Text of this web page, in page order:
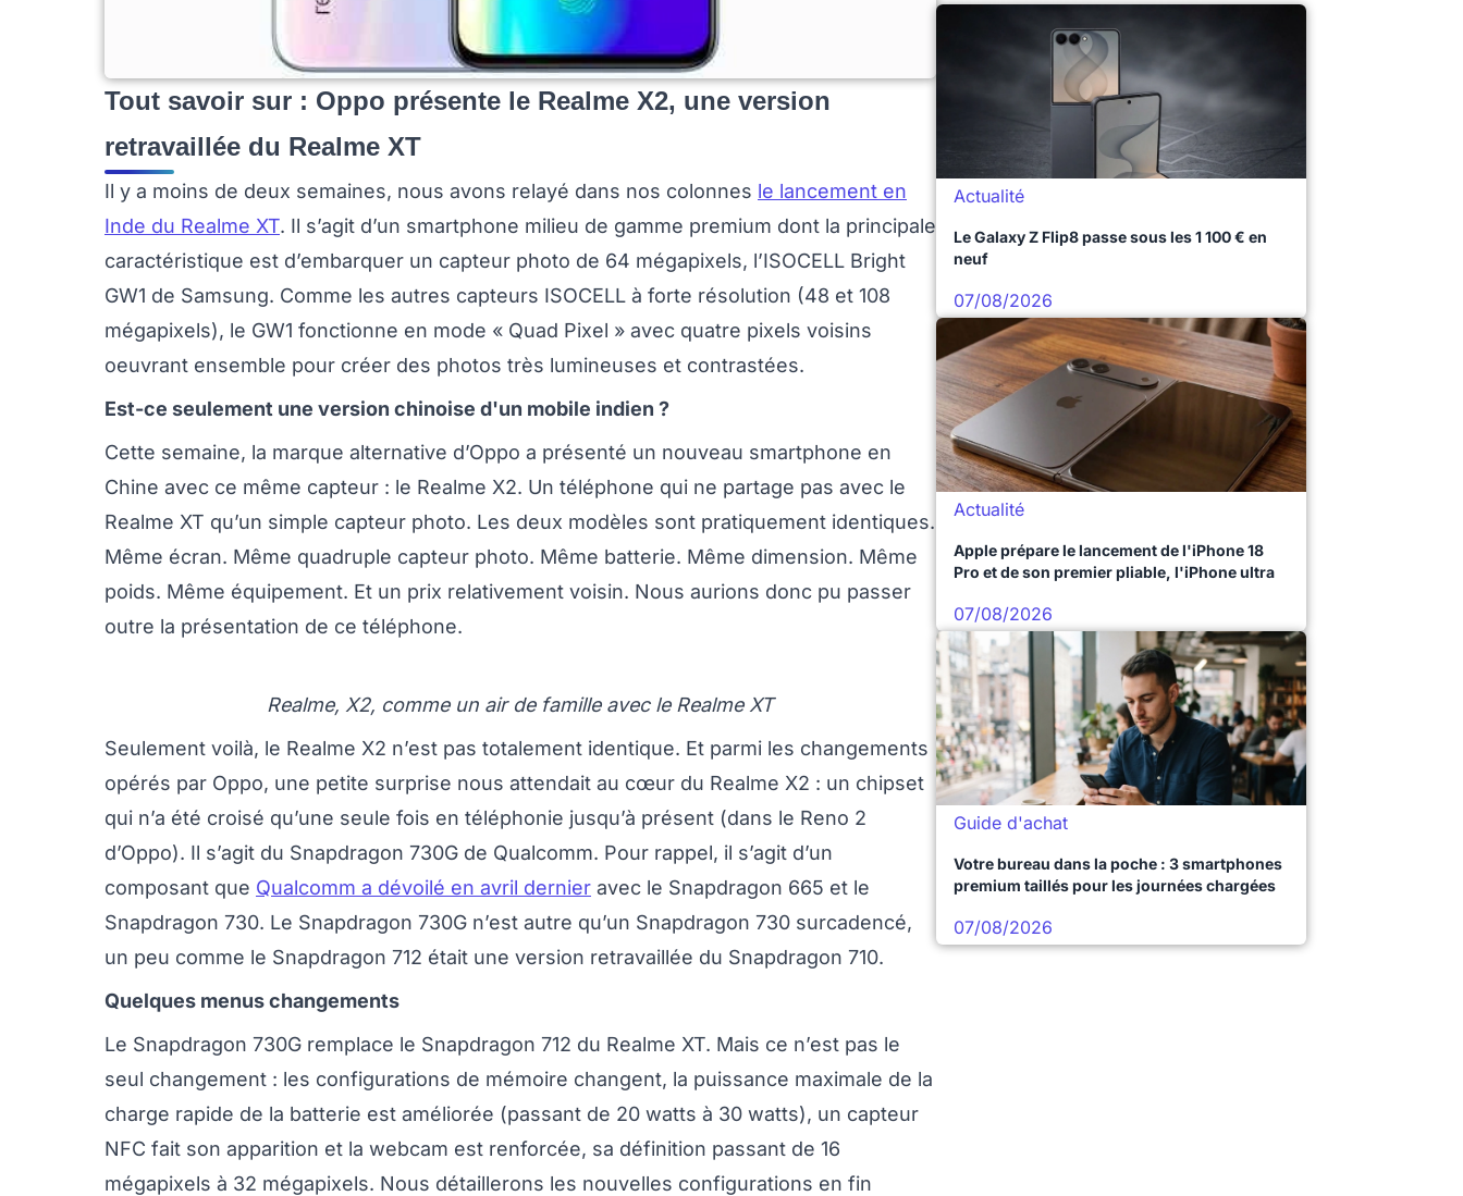
Tout savoir sur : Oppo présente le Realme X2, une version
retravaillée du Realme XT
Il y a moins de deux semaines, nous avons relayé dans nos colonnes le lancement en
Inde du Realme XT. Il s’agit d’un smartphone milieu de gamme premium dont la principale
caractéristique est d’embarquer un capteur photo de 64 mégapixels, l’ISOCELL Bright
GW1 de Samsung. Comme les autres capteurs ISOCELL à forte résolution (48 et 108
mégapixels), le GW1 fonctionne en mode « Quad Pixel » avec quatre pixels voisins
oeuvrant ensemble pour créer des photos très lumineuses et contrastées.
Est-ce seulement une version chinoise d'un mobile indien ?
Cette semaine, la marque alternative d’Oppo a présenté un nouveau smartphone en
Chine avec ce même capteur : le Realme X2. Un téléphone qui ne partage pas avec le
Realme XT qu’un simple capteur photo. Les deux modèles sont pratiquement identiques.
Même écran. Même quadruple capteur photo. Même batterie. Même dimension. Même
poids. Même équipement. Et un prix relativement voisin. Nous aurions donc pu passer
outre la présentation de ce téléphone.
Realme, X2, comme un air de famille avec le Realme XT
Seulement voilà, le Realme X2 n’est pas totalement identique. Et parmi les changements
opérés par Oppo, une petite surprise nous attendait au cœur du Realme X2 : un chipset
qui n’a été croisé qu’une seule fois en téléphonie jusqu’à présent (dans le Reno 2
d’Oppo). Il s’agit du Snapdragon 730G de Qualcomm. Pour rappel, il s’agit d’un
composant que Qualcomm a dévoilé en avril dernier avec le Snapdragon 665 et le
Snapdragon 730. Le Snapdragon 730G n’est autre qu’un Snapdragon 730 surcadencé,
un peu comme le Snapdragon 712 était une version retravaillée du Snapdragon 710.
Quelques menus changements
Le Snapdragon 730G remplace le Snapdragon 712 du Realme XT. Mais ce n’est pas le
seul changement : les configurations de mémoire changent, la puissance maximale de la
charge rapide de la batterie est améliorée (passant de 20 watts à 30 watts), un capteur
NFC fait son apparition et la webcam est renforcée, sa définition passant de 16
mégapixels à 32 mégapixels. Nous détaillerons les nouvelles configurations en fin
Actualité
Le Galaxy Z Flip8 passe sous les 1 100 € en
neuf
07/08/2026
Actualité
Apple prépare le lancement de l'iPhone 18
Pro et de son premier pliable, l'iPhone ultra
07/08/2026
Guide d'achat
Votre bureau dans la poche : 3 smartphones
premium taillés pour les journées chargées
07/08/2026